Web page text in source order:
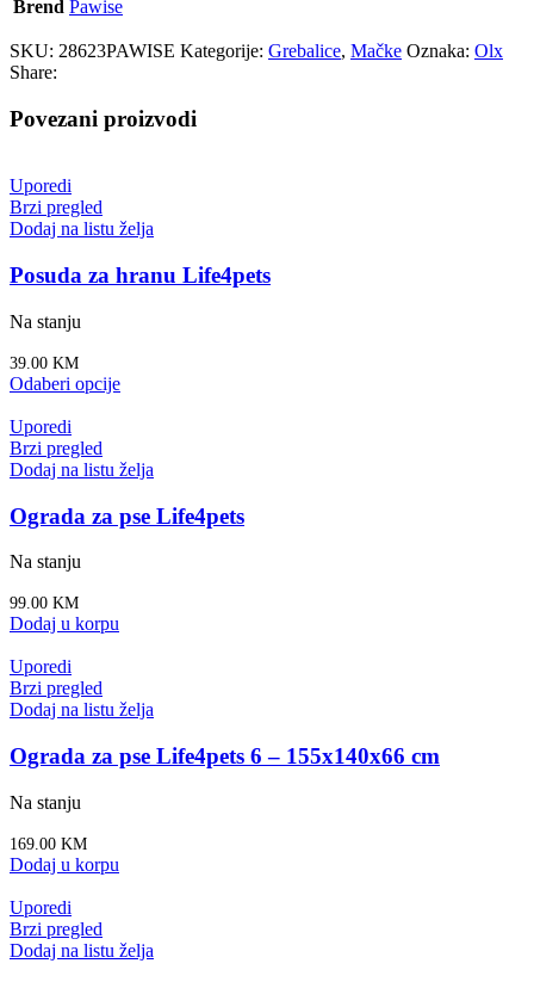
Brend Pawise
SKU: 28623PAWISE Kategorije: Grebalice, Mačke Oznaka: Olx
Share:
Povezani proizvodi
Uporedi
Brzi pregled
Dodaj na listu želja
Posuda za hranu Life4pets
Na stanju
39.00 KM
Odaberi opcije
Uporedi
Brzi pregled
Dodaj na listu želja
Ograda za pse Life4pets
Na stanju
99.00 KM
Dodaj u korpu
Uporedi
Brzi pregled
Dodaj na listu želja
Ograda za pse Life4pets 6 – 155x140x66 cm
Na stanju
169.00 KM
Dodaj u korpu
Uporedi
Brzi pregled
Dodaj na listu želja